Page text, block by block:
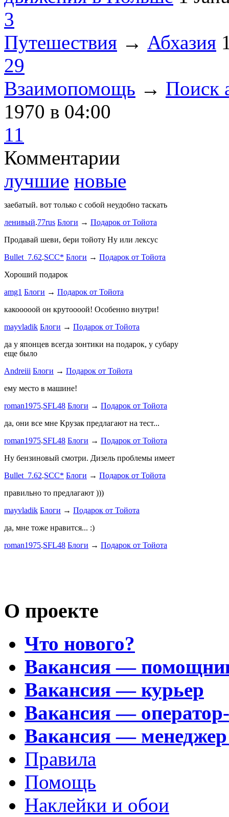
3
Путешествия → Абхазия
29
Взаимопомощь → Поиск
1970 в 04:00
11
Комментарии
лучшие новые
заебатый. вот только с собой неудобно таскать
ленивый.77rus Блоги → Подарок от Тойота
Продавай шеви, бери тойоту Ну или лексус
Bullet_7.62.SCC* Блоги → Подарок от Тойота
Хороший подарок
amg1 Блоги → Подарок от Тойота
какооооой он крутоооой! Особенно внутри!
mayvladik Блоги → Подарок от Тойота
да у японцев всегда зонтики на подарок, у субару
еще было
Andreiii Блоги → Подарок от Тойота
ему место в машине!
roman1975.SFL48 Блоги → Подарок от Тойота
да, они все мне Крузак предлагают на тест...
roman1975.SFL48 Блоги → Подарок от Тойота
Ну бензиновый смотри. Дизель проблемы имеет
Bullet_7.62.SCC* Блоги → Подарок от Тойота
правильно то предлагают )))
mayvladik Блоги → Подарок от Тойота
да, мне тоже нравится... :)
roman1975.SFL48 Блоги → Подарок от Тойота
О проекте
Что нового?
Вакансия —
Вакансия — курьер
Вакансия —
Вакансия —
Правила
Помощь
Наклейки и обои